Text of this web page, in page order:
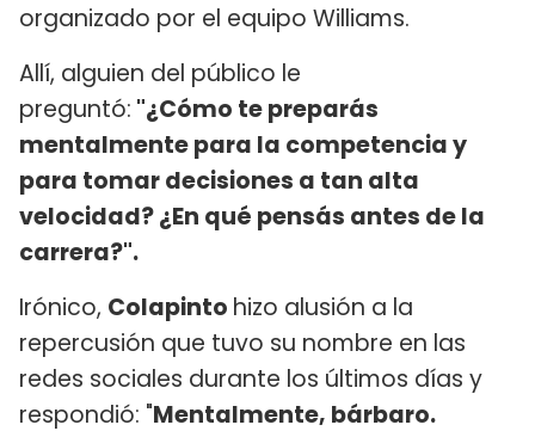
organizado por el equipo Williams.
Allí, alguien del público le
preguntó: "¿Cómo te preparás
mentalmente para la competencia y
para tomar decisiones a tan alta
velocidad? ¿En qué pensás antes de la
carrera?".
Irónico, Colapinto hizo alusión a la
repercusión que tuvo su nombre en las
redes sociales durante los últimos días y
respondió: "Mentalmente, bárbaro.